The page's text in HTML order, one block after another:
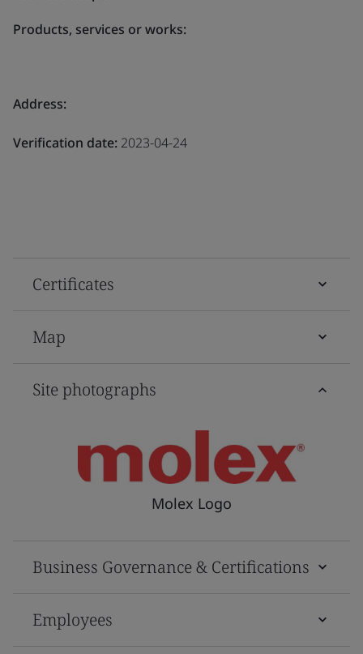
Products, services or works:
Address:
Verification date: 2023-04-24
Certificates
Map
Site photographs
Molex Logo
Business Governance & Certifications
Employees